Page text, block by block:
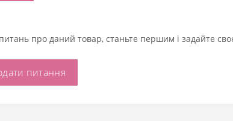
про даний товар, станьте першим і задайте
питання